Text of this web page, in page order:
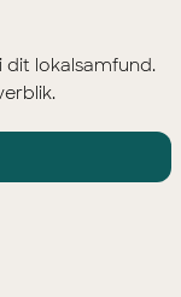
lokalsamfund.